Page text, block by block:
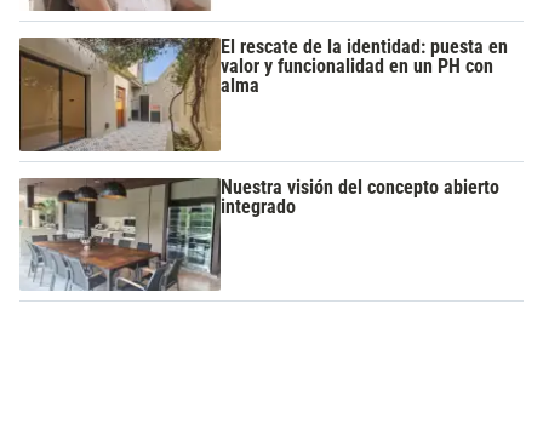
El rescate de la identidad: puesta en
valor y funcionalidad en un PH con
alma
Nuestra visión del concepto abierto
integrado